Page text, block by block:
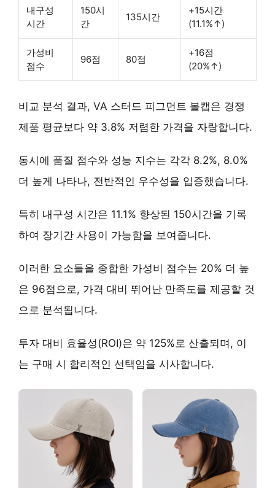
내구성
시간
150시
간
135시간
+15시간
(11.1%↑)
가성비
점수
96점 80점
+16점
(20%↑)
비교 분석 결과, VA 스터드 피그먼트 볼캡은 경쟁
제품 평균보다 약 3.8% 저렴한 가격을 자랑합니다.
동시에 품질 점수와 성능 지수는 각각 8.2%, 8.0%
더 높게 나타나, 전반적인 우수성을 입증했습니다.
특히 내구성 시간은 11.1% 향상된 150시간을 기록
하여 장기간 사용이 가능함을 보여줍니다.
이러한 요소들을 종합한 가성비 점수는 20% 더 높
은 96점 으로, 가격 대비 뛰어난 만족도를 제공할 것
으로 분석됩니다.
투자 대비 효율성(ROI)은 약 125%로 산출되며, 이
는 구매 시 합리적인 선택임을 시사합니다.